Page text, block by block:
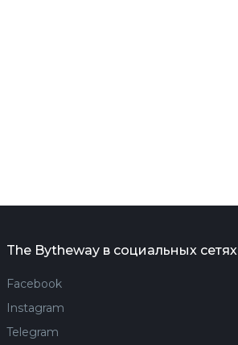
The Bytheway в социальных сетях
Facebook
Instagram
Telegram